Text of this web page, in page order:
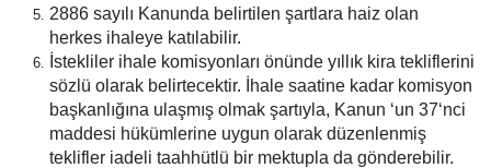
2886 sayılı Kanunda belirtilen şartlara haiz olan
herkes ihaleye katılabilir.
İstekliler ihale komisyonları önünde yıllık kira tekliflerini
sözlü olarak belirtecektir. İhale saatine kadar komisyon
başkanlığına ulaşmış olmak şartıyla, Kanun ‘un 37‘nci
maddesi hükümlerine uygun olarak düzenlenmiş
teklifler iadeli taahhütlü bir mektupla da gönderebilir.